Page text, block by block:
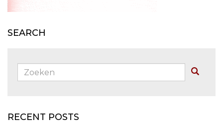
SEARCH
Zoeken:
RECENT POSTS